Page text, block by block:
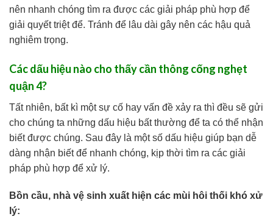
nên nhanh chóng tìm ra được các giải pháp phù hợp để
giải quyết triệt để. Tránh để lâu dài gây nên các hậu quả
nghiêm trọng.
Các dấu hiệu nào cho thấy cần thông cống nghẹt
quận 4?
Tất nhiên, bất kì một sự cố hay vấn đề xảy ra thì đều sẽ gửi
cho chúng ta những dấu hiệu bất thường để ta có thể nhận
biết được chúng. Sau đây là một số dấu hiệu giúp bạn dễ
dàng nhận biết để nhanh chóng, kịp thời tìm ra các giải
pháp phù hợp để xử lý.
Bồn cầu, nhà vệ sinh xuất hiện các mùi hôi thối khó xử
lý: